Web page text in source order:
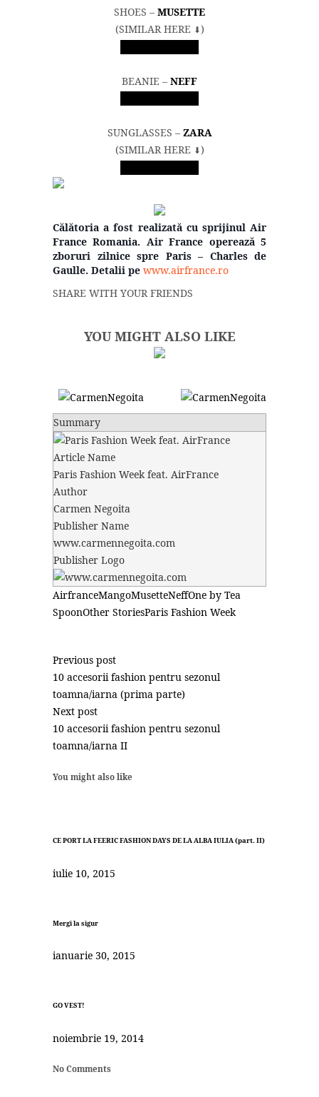
SHOES – MUSETTE
(SIMILAR HERE ⬇︎)
BEANIE – NEFF
SUNGLASSES – ZARA
(SIMILAR HERE ⬇︎)
Călătoria a fost realizată cu sprijinul Air
France Romania. Air France operează 5
zboruri zilnice spre Paris – Charles de
Gaulle. Detalii pe www.airfrance.ro
SHARE WITH YOUR FRIENDS
YOU MIGHT ALSO LIKE
Summary
Article Name
Paris Fashion Week feat. AirFrance
Author
Carmen Negoita
Publisher Name
www.carmennegoita.com
Publisher Logo
AirfranceMangoMusetteNeffOne by Tea
SpoonOther StoriesParis Fashion Week
Previous post
10 accesorii fashion pentru sezonul
toamna/iarna (prima parte)
Next post
10 accesorii fashion pentru sezonul
toamna/iarna II
You might also like
CE PORT LA FEERIC FASHION DAYS DE LA ALBA IULIA (part. II)
iulie 10, 2015
Mergi la sigur
ianuarie 30, 2015
GO VEST!
noiembrie 19, 2014
No Comments